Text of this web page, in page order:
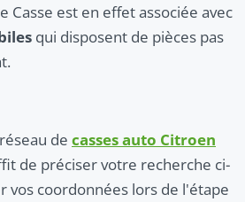
Casse est en effet associée avec
qui disposent de pièces pas
de casses auto Citroen
de préciser votre recherche ci-
vos coordonnées lors de l'étape